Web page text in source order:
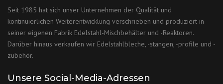
Seit 1985 hat sich unser Unternehmen der Qualität und
kontinuierlichen Weiterentwicklung verschrieben und produziert in
seiner eigenen Fabrik Edelstahl-Mischbehälter und -Reaktoren.
Darüber hinaus verkaufen wir Edelstahlbleche, -stangen, -profile und -
zubehör.
Unsere Social-Media-Adressen